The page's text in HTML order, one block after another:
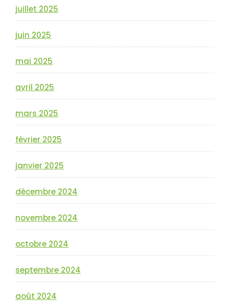
juillet 2025
juin 2025
mai 2025
avril 2025
mars 2025
février 2025
janvier 2025
décembre 2024
novembre 2024
octobre 2024
septembre 2024
août 2024